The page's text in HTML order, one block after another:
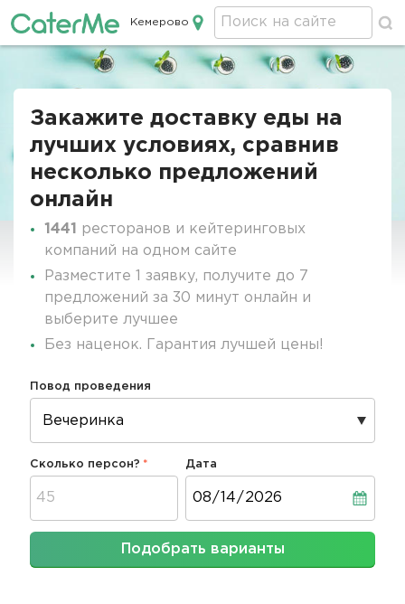
Кейтеринг в Кемерово
Кемерово
Закажите доставку еды на
лучших условиях, сравнив
несколько предложений
онлайн
1441
ресторанов и кейтеринговых
компаний на одном сайте
Разместите 1 заявку, получите до 7
предложений за 30 минут онлайн и
выберите лучшее
Без наценок. Гарантия лучшей цены!
Повод проведения
Сколько персон? Дата
Подобрать варианты